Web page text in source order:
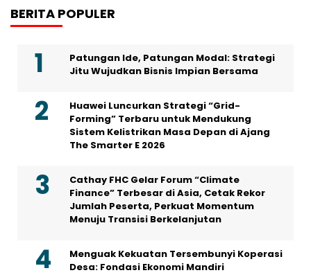
BERITA POPULER
Patungan Ide, Patungan Modal: Strategi
Jitu Wujudkan Bisnis Impian Bersama
Huawei Luncurkan Strategi “Grid-
Forming” Terbaru untuk Mendukung
Sistem Kelistrikan Masa Depan di Ajang
The Smarter E 2026
Cathay FHC Gelar Forum “Climate
Finance” Terbesar di Asia, Cetak Rekor
Jumlah Peserta, Perkuat Momentum
Menuju Transisi Berkelanjutan
Menguak Kekuatan Tersembunyi Koperasi
Desa: Fondasi Ekonomi Mandiri